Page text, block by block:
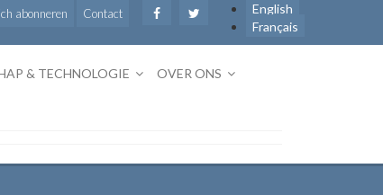
English
Français
abonneren Contact
& TECHNOLOGIE OVER ONS